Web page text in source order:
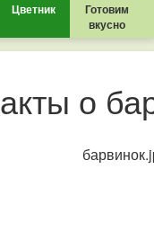
Цветник
Готовим
вкусно
о